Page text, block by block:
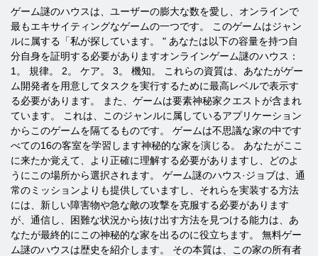
ゲーム謎のハウスは、ユーザーの膨大な数を愛し、オンラインで
最もエキサイティングなゲームの一つです。 このゲームはジャン
ルに属する「私が探しています。 " あなたは以下の容量を持つ自
分自身を証明する必要がありますオンラインゲーム謎のハウス：
1。 規律。 2。 ケア。 3。 機知。 これらの資質は、あなたがゲー
ム開発者を用意してタスクを実行するために最高レベルで表示す
る必要があります。 また、ゲームは要素神秘家クエストが含まれ
ています。 これは、このジャンルに属しているアプリケーション
からこのゲームを隔てるものです。 ゲームは不思議な家の中です
べての16の客室を学習します神秘的な家を演じる。 あなたがここ
に来たか覚えて、より正確に理解する必要がありますし、どのよ
うにこの場所から選択されます。 ゲーム謎のハウス·ジョブは、通
常のミッションよりも提供していますし、それらを実装する方法
には、新しい障害物や急な敵の攻撃を克服する必要があります
が、通信し、困難な状況から抜け出す方法​​を見つける能力は、あ
なたが最終的にこの神秘的な家を出るのに役立ちます。 無料ゲー
ム謎のハウスは歴史を紹介します。 その本質は、この家の所有者